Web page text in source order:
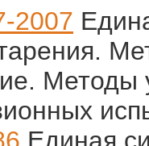
2007
Методы